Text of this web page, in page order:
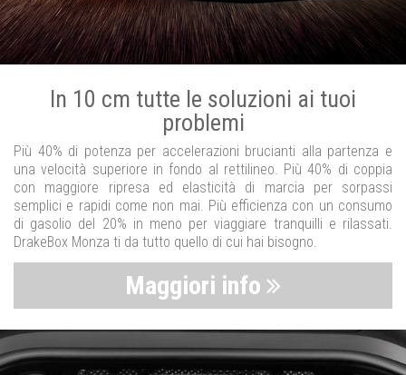
In 10 cm tutte le soluzioni ai tuoi
problemi
Più 40% di potenza per accelerazioni brucianti alla partenza e
una velocità superiore in fondo al rettilineo. Più 40% di coppia
con maggiore ripresa ed elasticità di marcia per sorpassi
semplici e rapidi come non mai. Più efficienza con un consumo
di gasolio del 20% in meno per viaggiare tranquilli e rilassati.
DrakeBox Monza ti da tutto quello di cui hai bisogno.
Maggiori info